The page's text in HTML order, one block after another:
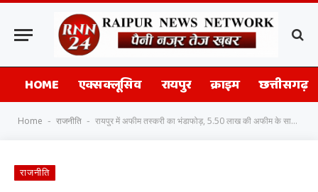
HOME एक्सक्लूसिव रायपुर क्राइम छत्तीसगढ़
Home - राजनीति - रायपुर में अफीम तस्करी का भंडाफोड़, 5.50 लाख की अफीम के साथ आरोपी गिरफ्तार, नववर्ष की पार्टियों में खपाने की थी तैयारी, NDPS एक्ट में जेल भेजा गया
राजनीति